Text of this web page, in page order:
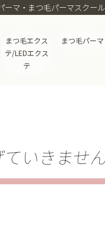
マ・まつ毛パーマスクール
まつ毛エクス
テ/LEDエクス
テ
まつ毛パーマ
いきませ